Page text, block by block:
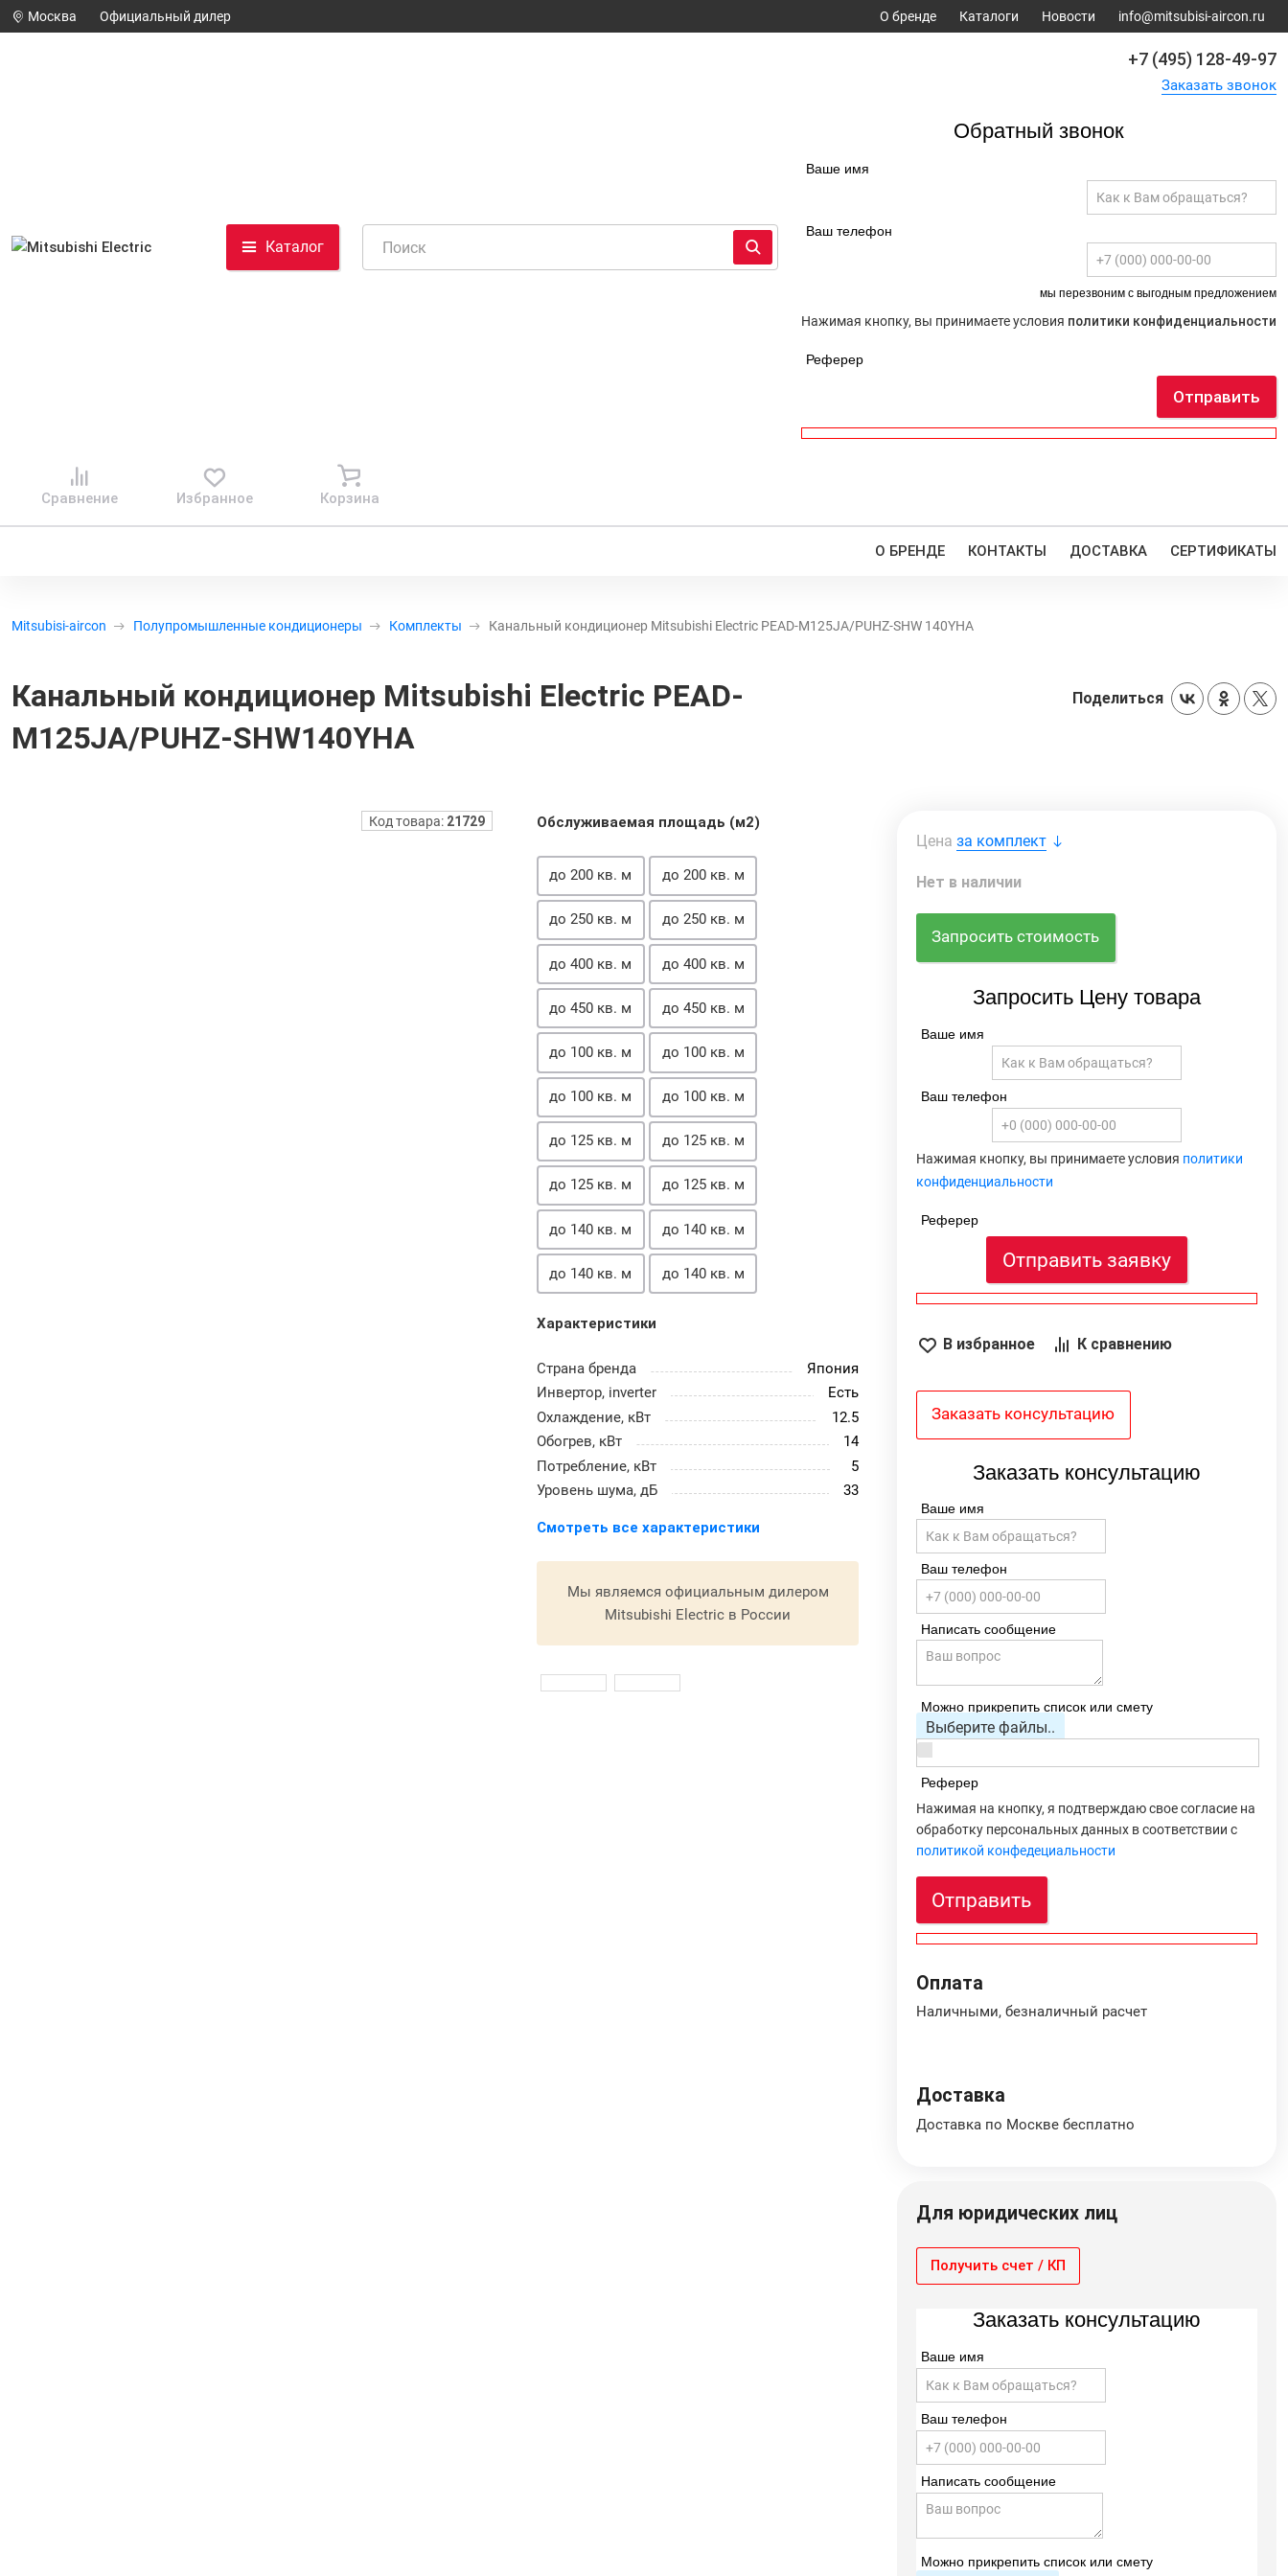
Москва Официальный дилер О бренде Каталоги Новости info@mitsubisi-aircon.ru
Каталог
+7 (495) 128-49-97
Заказать звонок
Обратный звонок
Ваше имя
Ваш телефон
мы перезвоним с выгодным предложением
Нажимая кнопку, вы принимаете условия политики конфиденциальности
Реферер
Отправить
Сравнение Избранное Корзина
О БРЕНДЕ КОНТАКТЫ ДОСТАВКА СЕРТИФИКАТЫ
Mitsubisi-aircon Полупромышленные кондиционеры Комплекты Канальный кондиционер Mitsubishi Electric PEAD-M125JA/PUHZ-SHW 140YHA
Канальный кондиционер Mitsubishi Electric PEAD-
M125JA/PUHZ-SHW140YHA
Поделиться
Код товара: 21729
Цена за комплект
Нет в наличии
Запросить стоимость
Запросить Цену товара
Ваше имя
Ваш телефон
Нажимая кнопку, вы принимаете условия политики
конфиденциальности
Реферер
Отправить заявку
В избранное К сравнению
Заказать консультацию
Заказать консультацию
Ваше имя
Ваш телефон
Написать сообщение
Можно прикрепить список или смету
Выберите файлы..
Реферер
Нажимая на кнопку, я подтверждаю свое согласие на
обработку персональных данных в соответствии с
политикой конфедециальности
Отправить
Оплата
Наличными, безналичный расчет
Доставка
Доставка по Москве бесплатно
Для юридических лиц
Получить счет / КП
Заказать консультацию
Ваше имя
Ваш телефон
Написать сообщение
Можно прикрепить список или смету
Обслуживаемая площадь (м2)
до 200 кв. м до 200 кв. м
до 250 кв. м до 250 кв. м
до 400 кв. м до 400 кв. м
до 450 кв. м до 450 кв. м
до 100 кв. м до 100 кв. м
до 100 кв. м до 100 кв. м
до 125 кв. м до 125 кв. м
до 125 кв. м до 125 кв. м
до 140 кв. м до 140 кв. м
до 140 кв. м до 140 кв. м
Характеристики
Страна бренда
Япония
Инвертор, inverter
Есть
Охлаждение, кВт
12.5
Обогрев, кВт
14
Потребление, кВт
5
Уровень шума, дБ
33
Смотреть все характеристики
Мы являемся официальным дилером
Mitsubishi Electric в России